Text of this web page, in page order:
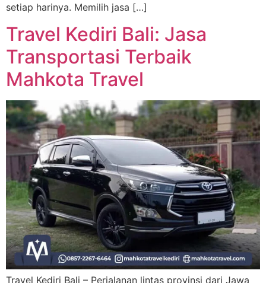
setiap harinya. Memilih jasa […]
Travel Kediri Bali: Jasa
Transportasi Terbaik
Mahkota Travel
Travel Kediri Bali – Perjalanan lintas provinsi dari Jawa